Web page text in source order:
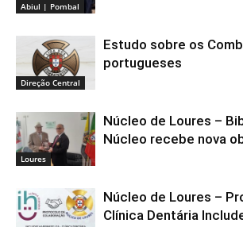
Abiul | Pombal
Direção Central
Estudo sobre os
portugueses
Loures
Núcleo de Loures –
Núcleo recebe nova
Núcleo de Loures –
Clínica Dentária